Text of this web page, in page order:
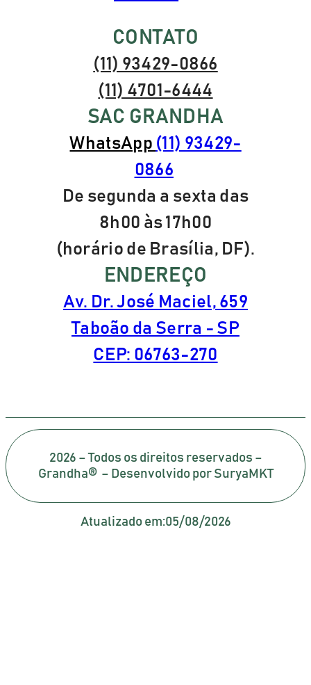
CONTATO
(11) 93429-0866
(11) 4701-6444
SAC GRANDHA
WhatsApp (11) 93429-
0866
De segunda a sexta das
8h00 às 17h00
(horário de Brasília, DF).
ENDEREÇO
Av. Dr. José Maciel, 659
Taboão da Serra - SP
CEP: 06763-270
2026 – Todos os direitos reservados –
Grandha® – Desenvolvido por SuryaMKT
Atualizado em:05/08/2026